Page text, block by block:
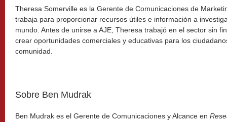
Theresa Somerville es la Gerente de Comunicaciones de
trabaja para proporcionar recursos útiles e información a
mundo. Antes de unirse a AJE, Theresa trabajó en el sector sin
crear oportunidades comerciales y educativas para los
comunidad.
Sobre Ben Mudrak
Ben Mudrak es el Gerente de Comunicaciones y Alcance en